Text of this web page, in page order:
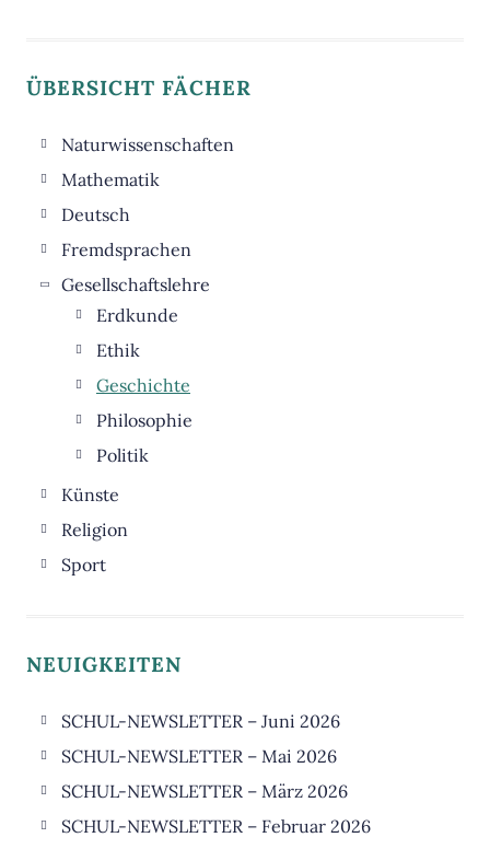
ÜBERSICHT FÄCHER
Naturwissenschaften
Biologie
Chemie
Physik
Informatik
WPU-Nawi
Mathematik
Deutsch
Fremdsprachen
Englisch
Französisch
Latein
Gesellschaftslehre
Erdkunde
Ethik
Geschichte
Philosophie
Politik
Künste
Musik
Kunst
Religion
Sport
NEUIGKEITEN
SCHUL-NEWSLETTER – Juni 2026
SCHUL-NEWSLETTER – Mai 2026
SCHUL-NEWSLETTER – März 2026
SCHUL-NEWSLETTER – Februar 2026